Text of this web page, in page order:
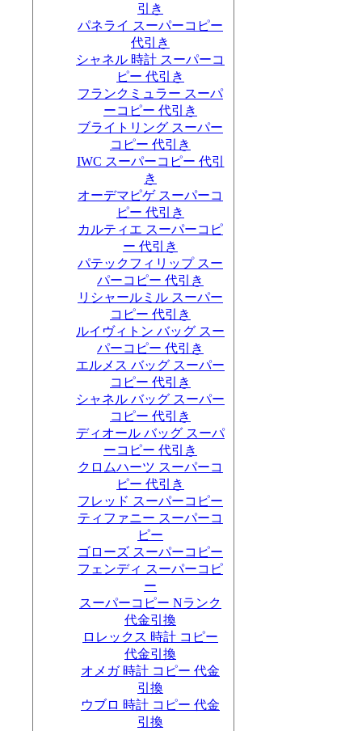
引き
パネライ スーパーコピー
代引き
シャネル 時計 スーパーコ
ピー 代引き
フランクミュラー スーパ
ーコピー 代引き
ブライトリング スーパー
コピー 代引き
IWC スーパーコピー 代引
き
オーデマピゲ スーパーコ
ピー 代引き
カルティエ スーパーコピ
ー 代引き
パテックフィリップ スー
パーコピー 代引き
リシャールミル スーパー
コピー 代引き
ルイヴィトン バッグ スー
パーコピー 代引き
エルメス バッグ スーパー
コピー 代引き
シャネル バッグ スーパー
コピー 代引き
ディオール バッグ スーパ
ーコピー 代引き
クロムハーツ スーパーコ
ピー 代引き
フレッド スーパーコピー
ティファニー スーパーコ
ピー
ゴローズ スーパーコピー
フェンディ スーパーコピ
ー
スーパーコピー Nランク
代金引換
ロレックス 時計 コピー
代金引換
オメガ 時計 コピー 代金
引換
ウブロ 時計 コピー 代金
引換